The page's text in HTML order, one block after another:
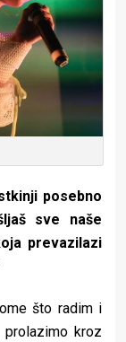
posebno
sve naše
prevazilazi
što radim i
prolazimo kroz